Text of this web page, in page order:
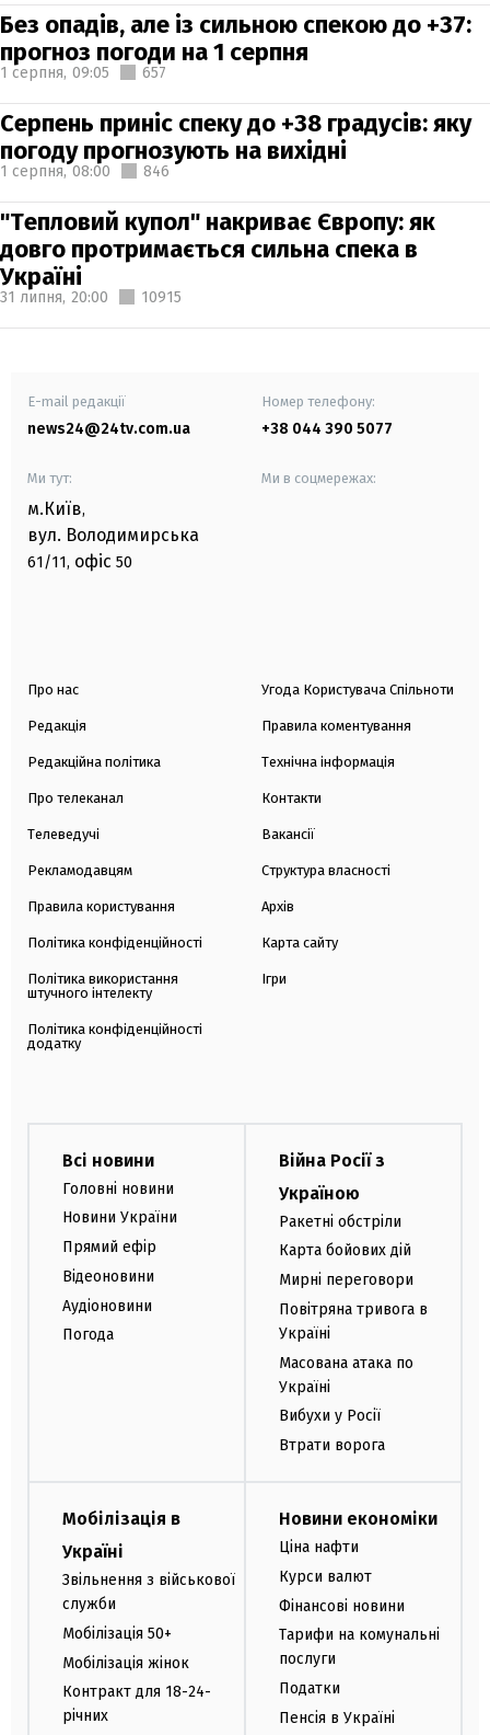
Без опадів, але із сильною спекою до +37:
прогноз погоди на 1 серпня
1 серпня, 09:05 657
Серпень приніс спеку до +38 градусів: яку
погоду прогнозують на вихідні
1 серпня, 08:00 846
"Тепловий купол" накриває Європу: як
довго протримається сильна спека в
Україні
31 липня, 20:00 10915
E-mail редакції
news24@24tv.com.ua
Номер телефону:
+38 044 390 5077
Ми тут:
м.Київ,
вул. Володимирська
61/11, офіс 50
Ми в соцмережах:
Про нас
Редакція
Редакційна політика
Про телеканал
Телеведучі
Рекламодавцям
Правила користування
Політика конфіденційності
Політика використання
штучного інтелекту
Політика конфіденційності
додатку
Угода Користувача Спільноти
Правила коментування
Технічна інформація
Контакти
Вакансії
Структура власності
Архів
Карта сайту
Ігри
Всі новини
Головні новини
Новини України
Прямий ефір
Відеоновини
Аудіоновини
Погода
Війна Росії з
Україною
Ракетні обстріли
Карта бойових дій
Мирні переговори
Повітряна тривога в
Україні
Масована атака по
Україні
Вибухи у Росії
Втрати ворога
Мобілізація в
Україні
Звільнення з військової
служби
Мобілізація 50+
Мобілізація жінок
Контракт для 18-24-
річних
Новини економіки
Ціна нафти
Курси валют
Фінансові новини
Тарифи на комунальні
послуги
Податки
Пенсія в Україні